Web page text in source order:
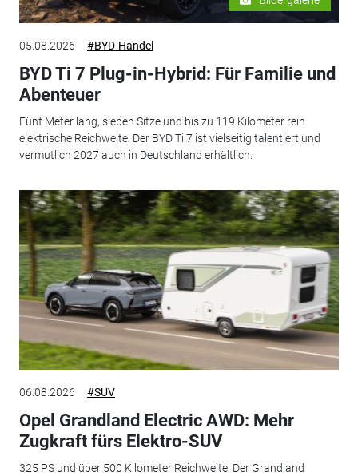
05.08.2026 #BYD-Handel
BYD Ti 7 Plug-in-Hybrid: Für Familie und
Abenteuer
Fünf Meter lang, sieben Sitze und bis zu 119 Kilometer rein
elektrische Reichweite: Der BYD Ti 7 ist vielseitig talentiert und
vermutlich 2027 auch in Deutschland erhältlich.
06.08.2026 #SUV
Opel Grandland Electric AWD: Mehr
Zugkraft fürs Elektro-SUV
325 PS und über 500 Kilometer Reichweite: Der Grandland